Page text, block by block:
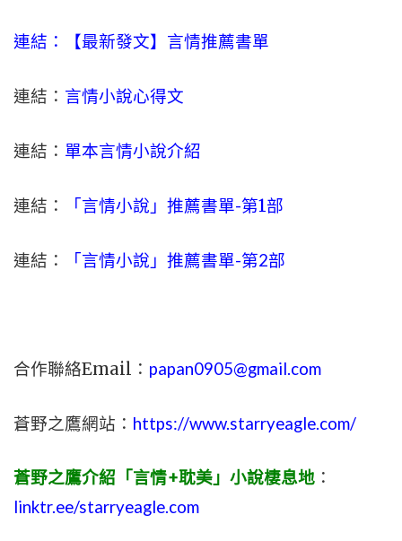
連結：【最新發文】 言情推薦書單
連結： 言情小說心得文
連結： 單本言情小說介紹
連結： 「言情小說」推薦書單-第1部
連結： 「言情小說」推薦書單-第2部
合作聯絡Email： papan0905@gmail.com
蒼野之鷹網站： https://www.starryeagle.com/
蒼野之鷹介紹「言情+耽美」小說棲息地 ：
linktr.ee/starryeagle.com